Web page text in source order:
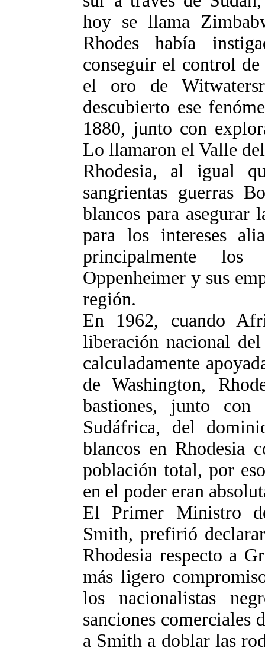
hoy se llama
Rhodes había
conseguir el control
el oro de
descubierto ese
1880, junto con
Lo llamaron el Valle
Rhodesia, al igual
sangrientas guerras
blancos para asegurar
para los intereses
principalmente
Oppenheimer y sus
región.
En 1962, cuando
liberación nacional
calculadamente
de Washington,
bastiones, junto
Sudáfrica, del
blancos en Rhodesia
población total, por
en el poder eran
El Primer Ministro
Smith, prefirió
Rhodesia respecto a
más ligero
los nacionalistas
sanciones comerciales
a Smith a doblar las